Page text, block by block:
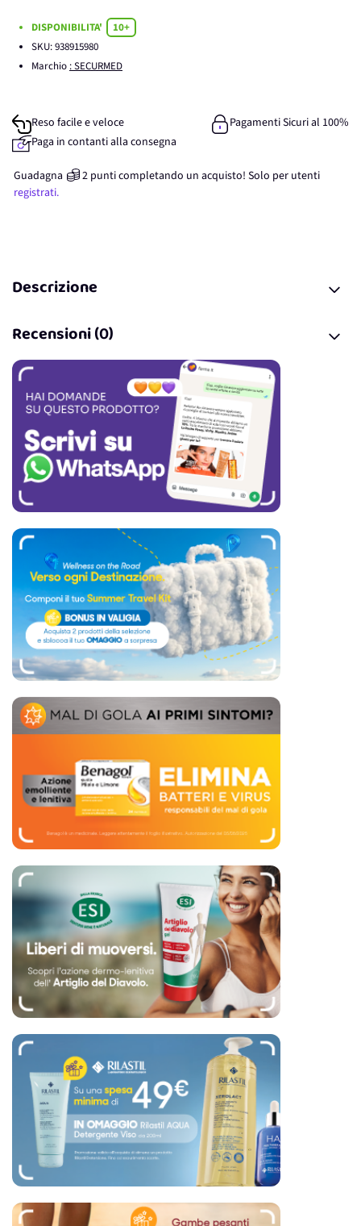
DISPONIBILITA'
10+
SKU:938915980
Marchio : SECURMED
Reso facile e veloce
Pagamenti Sicuri al 100%
Paga in contanti alla consegna
Guadagna 2 punticompletando un acquisto! Solo per utenti
registrati.
Descrizione
Recensioni (0)